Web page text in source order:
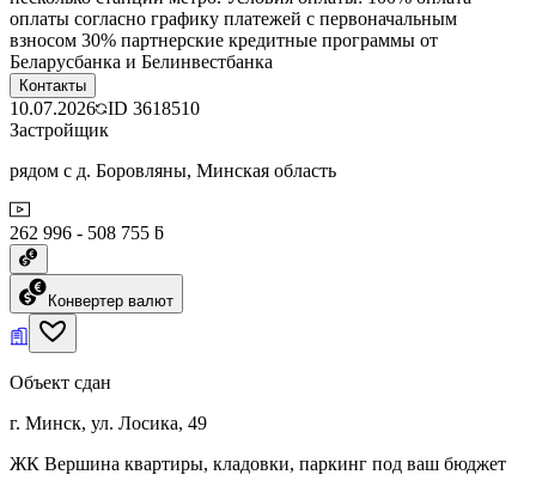
оплаты согласно графику платежей с первоначальным
взносом 30% партнерские кредитные программы от
Беларусбанка и Белинвестбанка
Контакты
10.07.2026 ID 3618510
Застройщик
рядом с д. Боровляны, Минская область
262 996 - 508 755 ƃ
Конвертер валют
Объект сдан
г. Минск, ул. Лосика, 49
ЖК Вершина квартиры, кладовки, паркинг под ваш бюджет